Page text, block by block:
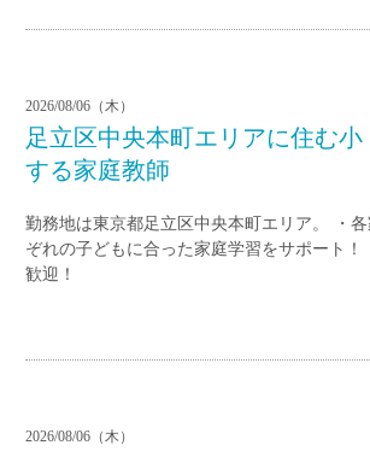
2026/08/06（木）
足立区中央本町エリアに住む
する家庭教師
勤務地は東京都足立区中央本町エリア。 ・
ぞれの子どもに合った家庭学習をサポート！
歓迎！
2026/08/06（木）